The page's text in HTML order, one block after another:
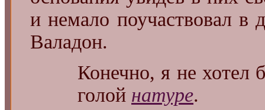
и немало поучаствовал в
Валадон.
Конечно, я не хотел
голой натуре.